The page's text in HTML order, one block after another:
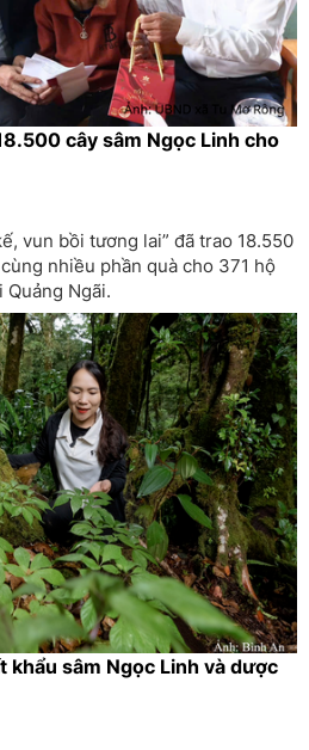
cây sâm Ngọc Linh cho
vun bồi tương lai” đã trao 18.550
nhiều phần quà cho 371 hộ
Ngãi.
khẩu sâm Ngọc Linh và dược